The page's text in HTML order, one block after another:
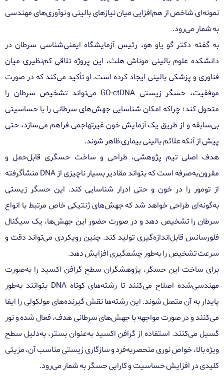
نمونه‌ای شاخص از هم‌افزایی میان نیازهای بالینی و نوآوری‌های مهندسی
به شمار می‌رود.
به گفته دکتر گو یاو هو، رئیس آزمایشگاه ایمنی‌شناسی سرطان در
دانشکده علوم بالینی موناش هلث، این پروژه تلاقی کم‌نظیری میان
فناوری و پزشکی بالینی ایجاد کرده است. او تأکید می‌کند که در صورت
موفقیت، حسگر زیستی GO-ctDNA می‌تواند تشخیص سرطان را
متحول کند؛ چراکه امکان شناسایی جهش‌های سرطانی را با حساسیتی
بی‌سابقه و از طریق یک آزمایش خون غیرتهاجمی فراهم می‌سازد، حتی
پیش از آنکه علائم بالینی بیماری ظاهر شوند.
هدف اصلی تیم پژوهشی، طراحی و ساخت حسگری قابل‌حمل و
مقرون‌به‌صرفه است که بتواند مقادیر بسیار ناچیزی از DNA منشأگرفته
از تومور را در خون و حتی ادرار شناسایی کند. این حسگر زیستی
به‌گونه‌ای طراحی خواهد شد که جهش‌های ژنتیکی خاص مرتبط با انواع
سرطان را تشخیص دهد و در صورت حضور این جهش‌ها، یک سیگنال
فلورسانس قابل‌اندازه‌گیری تولید کند. چنین رویکردی می‌تواند دقت و
سرعت تشخیص را به‌طور چشمگیری افزایش دهد.
برای ساخت این حسگر، پژوهشگران سطح گرافن اکسید را به‌صورت
مهندسی‌شده اصلاح می‌کنند تا رشته‌های کوتاه DNA بتوانند به‌طور
پایدار به آن متصل شوند. این رشته‌ها نقش گیرنده‌های مولکولی را ایفا
می‌کنند و در صورت مواجهه با جهش‌های سرطانی هدف، فعال شده و نور
گسیل می‌کنند. استفاده از گرافن اکسید به‌عنوان بستر، به‌دلیل سطح
ویژه بالا، خواص نوری منحصربه‌فرد و سازگاری زیستی مناسب آن، مزیتی
کلیدی در افزایش حساسیت و کارایی حسگر به شمار می‌رود.